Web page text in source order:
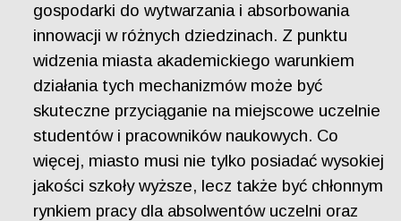
gospodarki do wytwarzania i absorbowania
innowacji w różnych dziedzinach. Z punktu
widzenia miasta akademickiego warunkiem
działania tych mechanizmów może być
skuteczne przyciąganie na miejscowe uczelnie
studentów i pracowników naukowych. Co
więcej, miasto musi nie tylko posiadać wysokiej
jakości szkoły wyższe, lecz także być chłonnym
rynkiem pracy dla absolwentów uczelni oraz